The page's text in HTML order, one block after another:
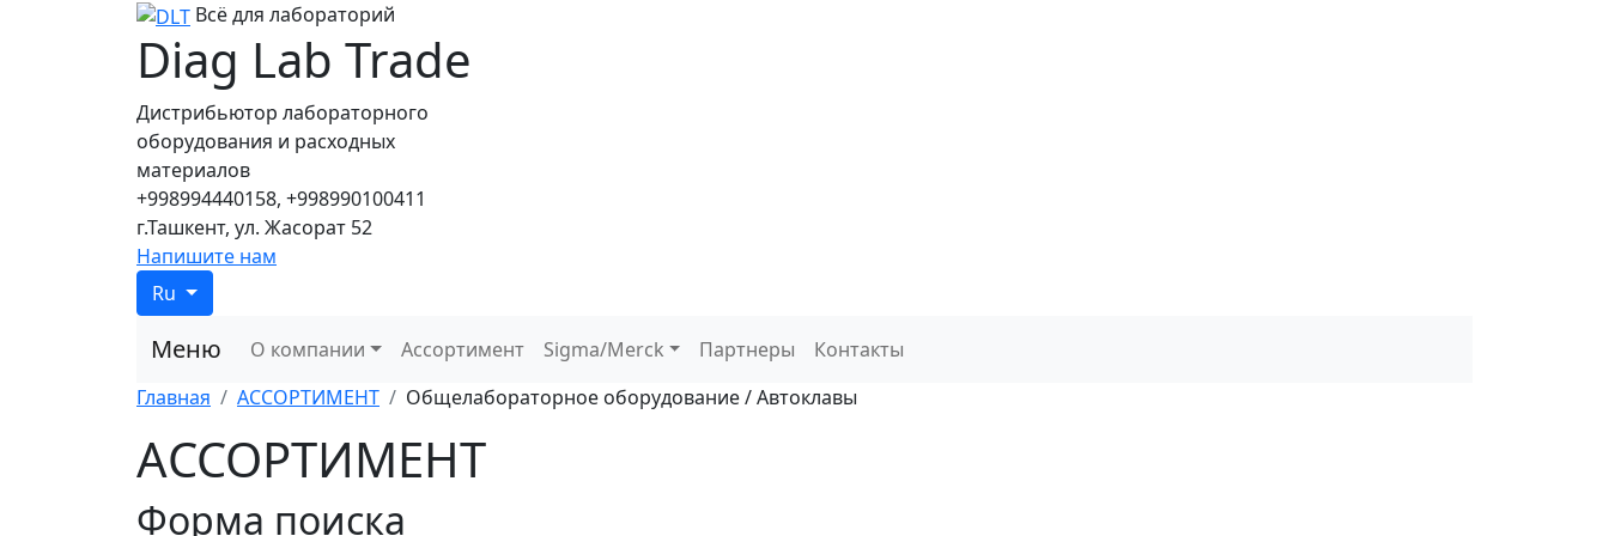
Всё для лабораторий
Diag Lab Trade
Дистрибьютор лабораторного
оборудования и расходных
материалов
+998994440158, +998990100411
г.Ташкент, ул. Жасорат 52
Напишите нам
Ru
Меню О компании Ассортимент Sigma/Merck Партнеры
Контакты
Главная
АССОРТИМЕНТ Общелабораторное оборудование / Автоклавы
АССОРТИМЕНТ
Форма поиска